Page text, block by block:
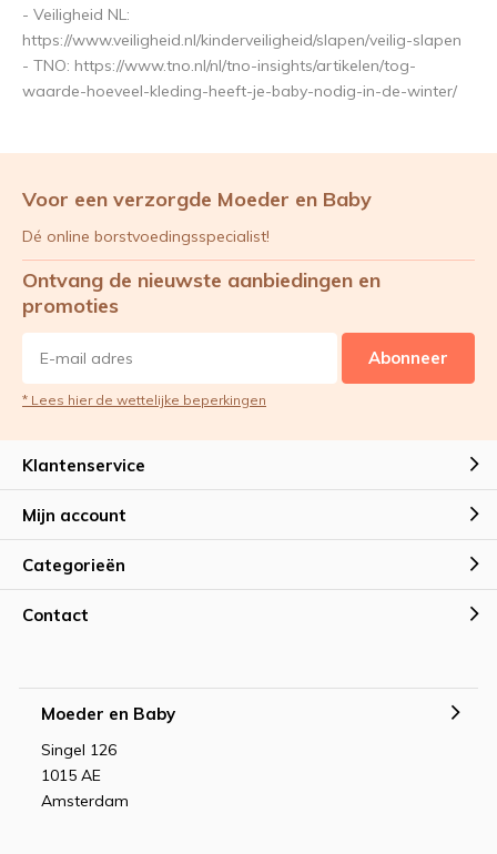
- Veiligheid NL:
https://www.veiligheid.nl/kinderveiligheid/slapen/veilig-slapen
- TNO: https://www.tno.nl/nl/tno-insights/artikelen/tog-
waarde-hoeveel-kleding-heeft-je-baby-nodig-in-de-winter/
Voor een verzorgde Moeder en Baby
Dé online borstvoedingsspecialist!
Ontvang de nieuwste aanbiedingen en
promoties
Abonneer
* Lees hier de wettelijke beperkingen
Klantenservice
Mijn account
Categorieën
Contact
Moeder en Baby
Singel 126
1015 AE
Amsterdam